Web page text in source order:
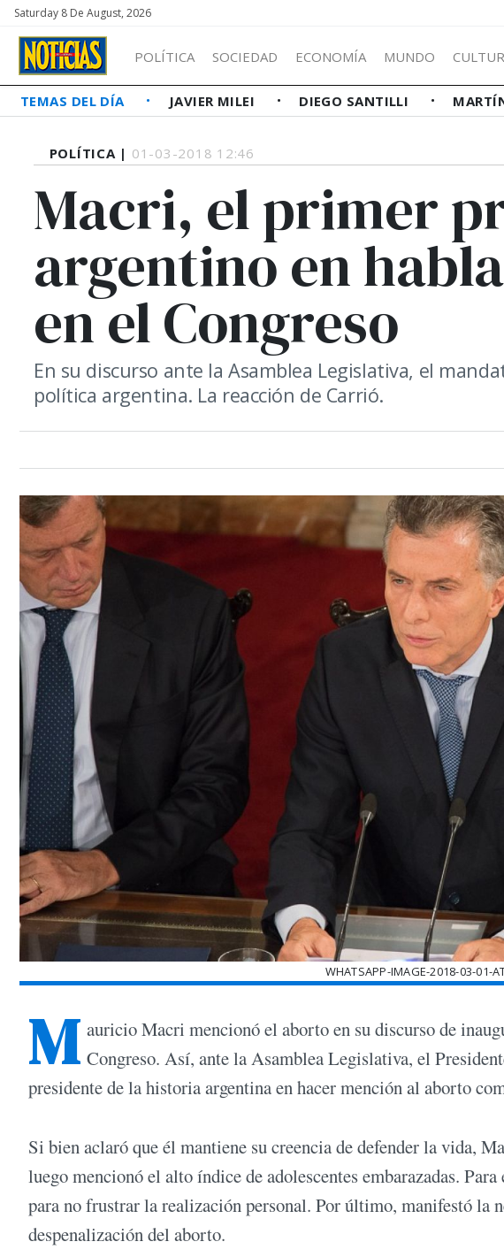
Saturday 8 De August, 2026
POLÍTICA SOCIEDAD ECONOMÍA MUNDO
TEMAS DEL DÍA JAVIER MILEI DIEGO SANTILLI
POLÍTICA | 01-03-2018 12:46
Macri, el primer
argentino en
en el Congreso
En su discurso ante la Asamblea Legislativa, el
política argentina. La reacción de Carrió.
WHATSAPP-IMAGE-2018-03-01-
M auricio Macri mencionó el aborto en su discurso de
Congreso. Así, ante la Asamblea Legislativa, el
presidente de la historia argentina en hacer mención al aborto
Si bien aclaró que él mantiene su creencia de defender la vida,
luego mencionó el alto índice de adolescentes embarazadas.
para no frustrar la realización personal. Por último, manifestó la
despenalización del aborto.